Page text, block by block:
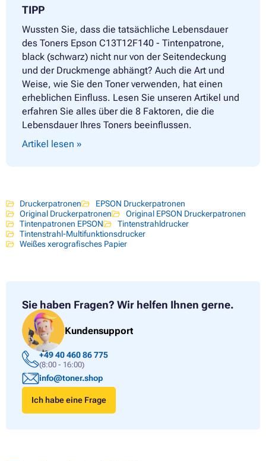
TIPP
Wussten Sie, dass die tatsächliche Lebensdauer
des Toners Epson C13T12F140 - Tintenpatrone,
black (schwarz) nicht nur von der Seitendeckung
und der Druckmenge abhängt? Auch die Art und
Weise, wie Sie den Toner verwenden, hat einen
erheblichen Einfluss. Lesen Sie unseren Artikel und
erfahren Sie alles über die 8 Faktoren, die die
Lebensdauer Ihres Toners beeinflussen.
Artikel lesen »
Druckerpatronen
EPSON Druckerpatronen
Original Druckerpatronen
Original EPSON Druckerpatronen
Tintenpatronen EPSON
Tintenstrahldrucker
Tintenstrahl-Multifunktionsdrucker
Weißes xerografisches Papier
Sie haben Fragen? Wir helfen Ihnen gerne.
Kundensupport
+49 40 460 86 775
(8:00 - 16:00)
info@toner.shop
Ich habe eine Frage